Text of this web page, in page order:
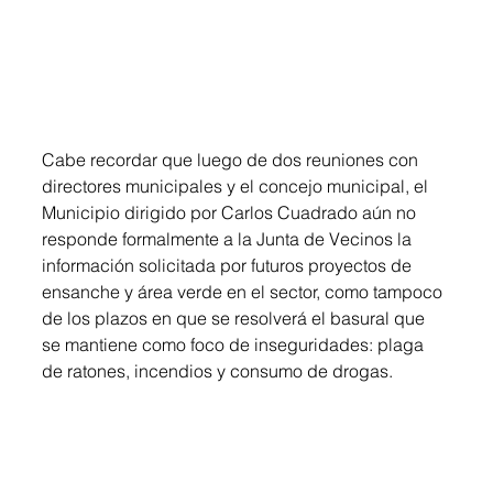
Cabe recordar que luego de dos reuniones con
directores municipales y el concejo municipal, el
Municipio dirigido por Carlos Cuadrado aún no
responde formalmente a la Junta de Vecinos la
información solicitada por futuros proyectos de
ensanche y área verde en el sector, como tampoco
de los plazos en que se resolverá el basural que
se mantiene como foco de inseguridades: plaga
de ratones, incendios y consumo de drogas.